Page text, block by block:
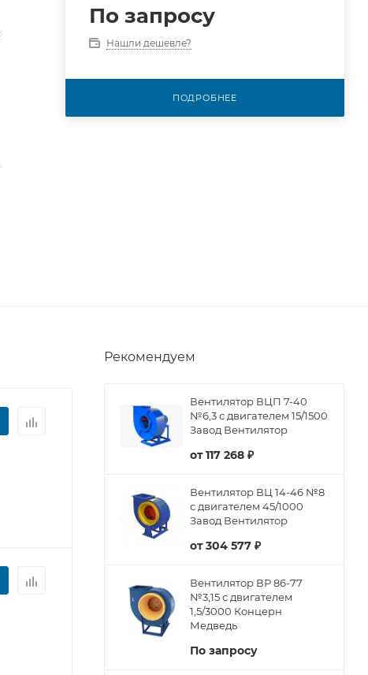
По запросу
Нашли дешевле?
ПОДРОБНЕЕ
Рекомендуем
Вентилятор ВЦП 7-40
№6,3 с двигателем 15/1500
Завод Вентилятор
от117 268 ₽
Вентилятор ВЦ 14-46 №8
с двигателем 45/1000
Завод Вентилятор
от304 577 ₽
Вентилятор ВР 86-77
№3,15 с двигателем
1,5/3000 Концерн
Медведь
По запросу